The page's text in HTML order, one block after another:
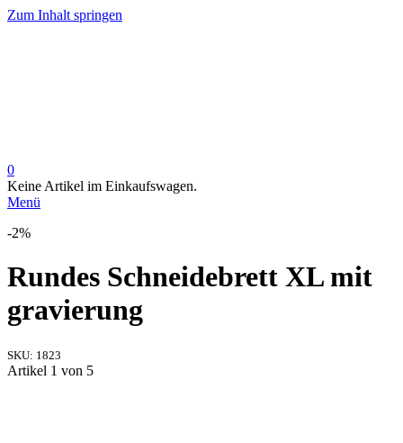
Zum Inhalt springen
0
Keine Artikel im Einkaufswagen.
Menü
-2%
Rundes Schneidebrett XL mit
gravierung
SKU: 1823
Artikel 1 von 5